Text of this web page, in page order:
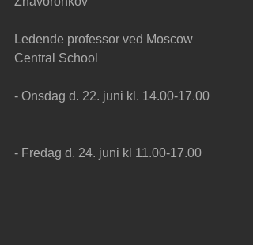
Ledende professor ved Moscow
Central School
- Onsdag d. 22. juni kl. 14.00-17.00
- Fredag d. 24. juni kl 11.00-17.00